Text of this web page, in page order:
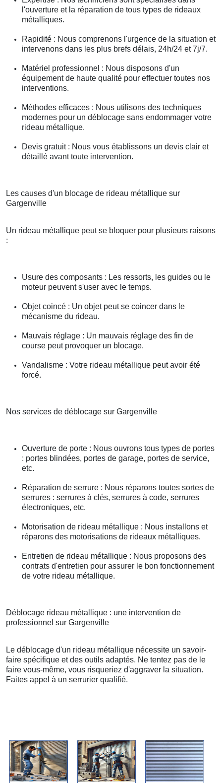
l'ouverture et la réparation de tous types de rideaux
métalliques.
Rapidité : Nous comprenons l'urgence de la situation et
intervenons dans les plus brefs délais, 24h/24 et 7j/7.
Matériel professionnel : Nous disposons d'un
équipement de haute qualité pour effectuer toutes nos
interventions.
Méthodes efficaces : Nous utilisons des techniques
modernes pour un déblocage sans endommager votre
rideau métallique.
Devis gratuit : Nous vous établissons un devis clair et
détaillé avant toute intervention.
Les causes d'un blocage de rideau métallique sur
Gargenville
Un rideau métallique peut se bloquer pour plusieurs raisons
:
Usure des composants : Les ressorts, les guides ou le
moteur peuvent s'user avec le temps.
Objet coincé : Un objet peut se coincer dans le
mécanisme du rideau.
Mauvais réglage : Un mauvais réglage des fin de
course peut provoquer un blocage.
Vandalisme : Votre rideau métallique peut avoir été
forcé.
Nos services de déblocage sur Gargenville
Ouverture de porte : Nous ouvrons tous types de portes
: portes blindées, portes de garage, portes de service,
etc.
Réparation de serrure : Nous réparons toutes sortes de
serrures : serrures à clés, serrures à code, serrures
électroniques, etc.
Motorisation de rideau métallique : Nous installons et
réparons des motorisations de rideaux métalliques.
Entretien de rideau métallique : Nous proposons des
contrats d'entretien pour assurer le bon fonctionnement
de votre rideau métallique.
Déblocage rideau métallique : une intervention de
professionnel sur Gargenville
Le déblocage d'un rideau métallique nécessite un savoir-
faire spécifique et des outils adaptés. Ne tentez pas de le
faire vous-même, vous risqueriez d'aggraver la situation.
Faites appel à un serrurier qualifié.